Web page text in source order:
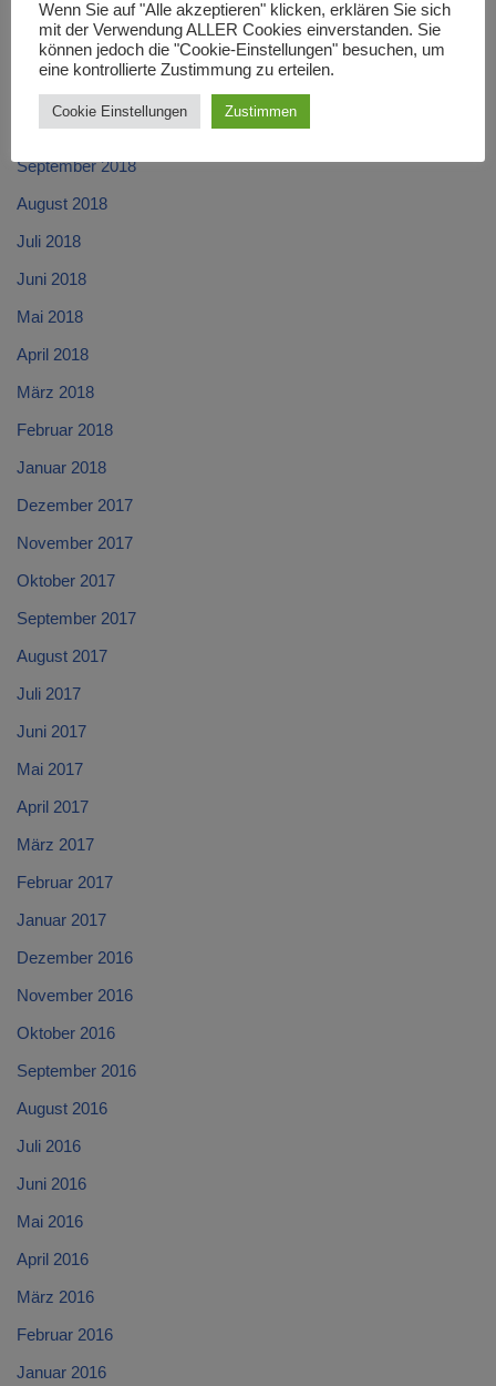
Januar 2019
Dezember 2018
November 2018
Oktober 2018
September 2018
August 2018
Juli 2018
Juni 2018
Mai 2018
April 2018
März 2018
Februar 2018
Januar 2018
Dezember 2017
November 2017
Oktober 2017
September 2017
August 2017
Juli 2017
Juni 2017
Mai 2017
April 2017
März 2017
Februar 2017
Januar 2017
Dezember 2016
November 2016
Oktober 2016
September 2016
August 2016
Juli 2016
Juni 2016
Mai 2016
April 2016
März 2016
Februar 2016
Januar 2016
Wenn Sie auf "Alle akzeptieren" klicken, erklären Sie sich
mit der Verwendung ALLER Cookies einverstanden. Sie
können jedoch die "Cookie-Einstellungen" besuchen, um
eine kontrollierte Zustimmung zu erteilen.
Cookie Einstellungen Zustimmen